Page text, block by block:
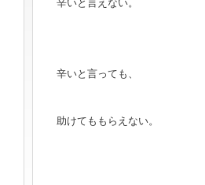
辛いと言えない。
辛いと言っても、
助けてももらえない。